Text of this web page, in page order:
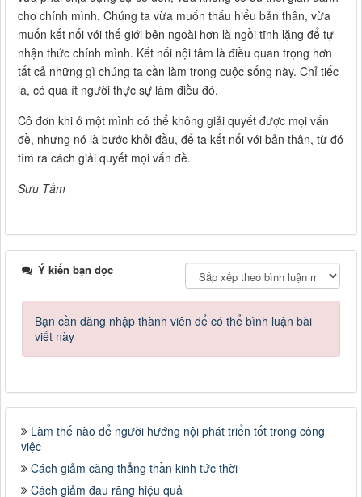
cho chính mình. Chúng ta vừa muốn thấu hiểu bản thân, vừa
muốn kết nối với thế giới bên ngoài hơn là ngồi tĩnh lặng để tự
nhận thức chính mình. Kết nối nội tâm là điều quan trọng hơn
tất cả những gì chúng ta cần làm trong cuộc sống này. Chỉ tiếc
là, có quá ít người thực sự làm điều đó.
Cô đơn khi ở một mình có thể không giải quyết được mọi vấn
đề, nhưng nó là bước khởi đầu, để ta kết nối với bản thân, từ đó
tìm ra cách giải quyết mọi vấn đề.
Sưu Tầm
Ý kiến bạn đọc
Bạn cần đăng nhập thành viên để có thể bình luận bài
viết này
Làm thế nào để người hướng nội phát triển tốt trong công
việc
Cách giảm căng thẳng thần kinh tức thời
Cách giảm đau răng hiệu quả